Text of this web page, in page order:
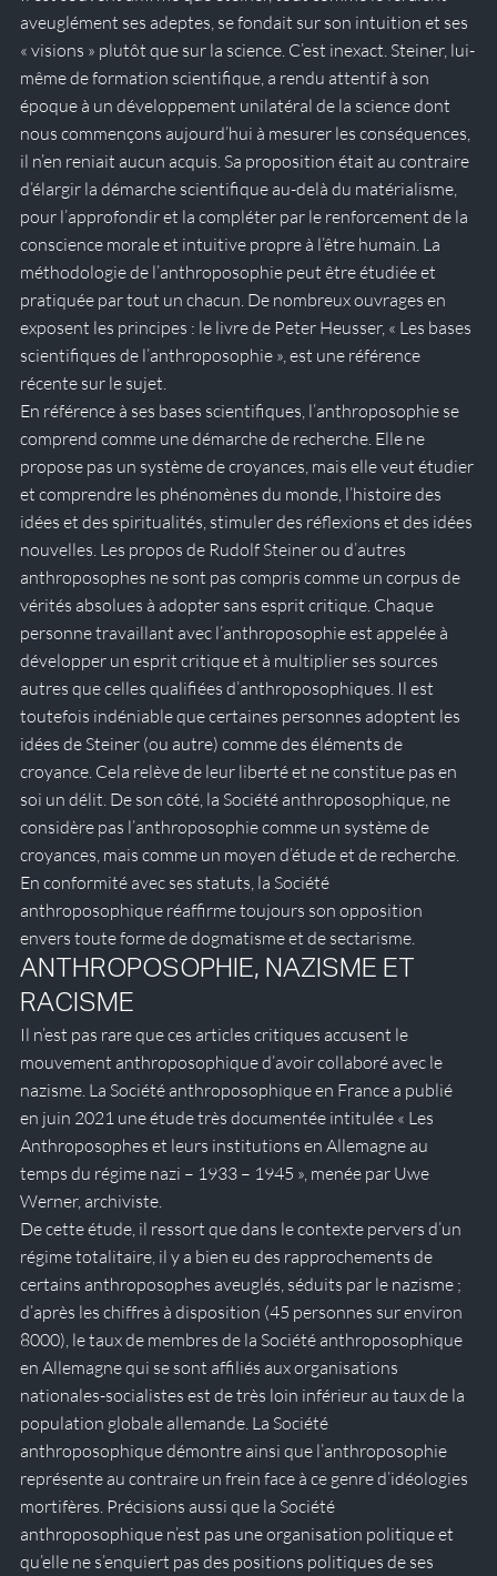
aveuglément ses adeptes, se fondait sur son intuition et ses
« visions » plutôt que sur la science. C’est inexact. Steiner, lui-
même de formation scientifique, a rendu attentif à son
époque à un développement unilatéral de la science dont
nous commençons aujourd’hui à mesurer les conséquences,
il n’en reniait aucun acquis. Sa proposition était au contraire
d’élargir la démarche scientifique au-delà du matérialisme,
pour l’approfondir et la compléter par le renforcement de la
conscience morale et intuitive propre à l’être humain. La
méthodologie de l’anthroposophie peut être étudiée et
pratiquée par tout un chacun. De nombreux ouvrages en
exposent les principes : le livre de Peter Heusser, « Les bases
scientifiques de l’anthroposophie », est une référence
récente sur le sujet
En référence à ses bases scientifiques, l’anthroposophie se
comprend comme une démarche de recherche. Elle ne
propose pas un système de croyances, mais elle veut étudier
et comprendre les phénomènes du monde, l’histoire des
idées et des spiritualités, stimuler des réflexions et des idées
nouvelles. Les propos de Rudolf Steiner ou d’autres
anthroposophes ne sont pas compris comme un corpus de
vérités absolues à adopter sans esprit critique. Chaque
personne travaillant avec l’anthroposophie est appelée à
développer un esprit critique et à multiplier ses sources
autres que celles qualifiées d’anthroposophiques. Il est
toutefois indéniable que certaines personnes adoptent les
idées de Steiner (ou autre) comme des éléments de
croyance. Cela relève de leur liberté et ne constitue pas en
soi un délit. De son côté, la Société anthroposophique, ne
considère pas l’anthroposophie comme un système de
croyances, mais comme un moyen d’étude et de recherche.
En conformité avec ses statuts, la Société
anthroposophique réaffirme toujours son opposition
envers toute forme de dogmatisme et de sectarisme.
ANTHROPOSOPHIE, NAZISME ET
RACISME
Il n’est pas rare que ces articles critiques accusent le
mouvement anthroposophique d’avoir collaboré avec le
nazisme. La Société anthroposophique en France a publié
en juin 2021 une étude très documentée intitulée « Les
Anthroposophes et leurs institutions en Allemagne au
temps du régime nazi – 1933 – 1945 », menée par Uwe
Werner, archiviste.
De cette étude, il ressort que dans le contexte pervers d’un
régime totalitaire, il y a bien eu des rapprochements de
certains anthroposophes aveuglés, séduits par le nazisme ;
d’après les chiffres à disposition (45 personnes sur environ
8000), le taux de membres de la Société anthroposophique
en Allemagne qui se sont affiliés aux organisations
nationales-socialistes est de très loin inférieur au taux de la
population globale allemande. La Société
anthroposophique démontre ainsi que l’anthroposophie
représente au contraire un frein face à ce genre d’idéologies
mortifères. Précisions aussi que la Société
anthroposophique n’est pas une organisation politique et
qu’elle ne s’enquiert pas des positions politiques de ses